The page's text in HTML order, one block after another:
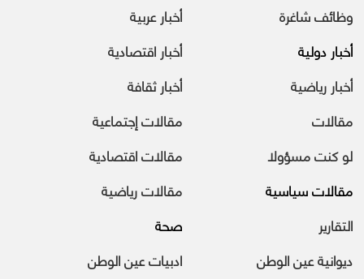
وظائف شاغرة
أخبار عربية
أخبار دولية
أخبار اقتصادية
أخبار رياضية
أخبار ثقافة
مقالات
مقالات إجتماعية
لو كنت مسؤولا
مقالات اقتصادية
مقالات سياسية
مقالات رياضية
التقارير
صحة
ديوانية عين الوطن
ادبيات عين الوطن